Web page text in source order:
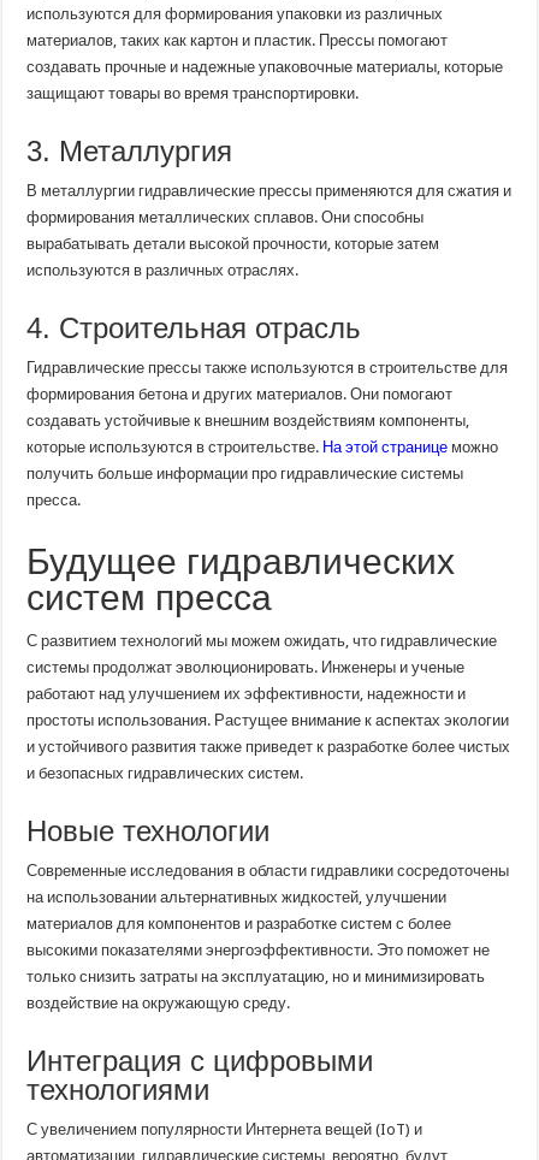
используются для формирования упаковки из различных
материалов, таких как картон и пластик. Прессы помогают
создавать прочные и надежные упаковочные материалы, которые
защищают товары во время транспортировки.
3. Металлургия
В металлургии гидравлические прессы применяются для сжатия и
формирования металлических сплавов. Они способны
вырабатывать детали высокой прочности, которые затем
используются в различных отраслях.
4. Строительная отрасль
Гидравлические прессы также используются в строительстве для
формирования бетона и других материалов. Они помогают
создавать устойчивые к внешним воздействиям компоненты,
которые используются в строительстве. На этой странице можно
получить больше информации про гидравлические системы
пресса.
Будущее гидравлических
систем пресса
С развитием технологий мы можем ожидать, что гидравлические
системы продолжат эволюционировать. Инженеры и ученые
работают над улучшением их эффективности, надежности и
простоты использования. Растущее внимание к аспектах экологии
и устойчивого развития также приведет к разработке более чистых
и безопасных гидравлических систем.
Новые технологии
Современные исследования в области гидравлики сосредоточены
на использовании альтернативных жидкостей, улучшении
материалов для компонентов и разработке систем с более
высокими показателями энергоэффективности. Это поможет не
только снизить затраты на эксплуатацию, но и минимизировать
воздействие на окружающую среду.
Интеграция с цифровыми
технологиями
С увеличением популярности Интернета вещей (IoT) и
автоматизации, гидравлические системы, вероятно, будут